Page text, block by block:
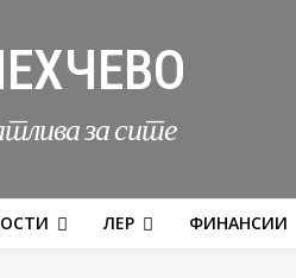
за сите
ЛЕР ФИНАНСИИ